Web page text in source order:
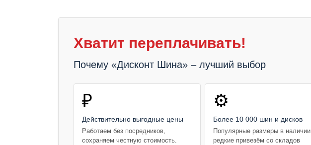
Хватит переплачивать!
Почему «Дисконт Шина» – лучший выбор
₽
Действительно выгодные цены
Работаем без посредников,
сохраняем честную стоимость.
⚙️
Более 10 000 шин и дисков
Популярные размеры в наличии,
редкие привезём со складов